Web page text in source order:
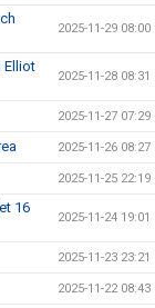
2025-11-29 08:00
Elliot
2025-11-28 08:31
2025-11-27 07:29
2025-11-26 08:27
2025-11-25 22:19
16
2025-11-24 19:01
2025-11-23 23:21
2025-11-22 08:43